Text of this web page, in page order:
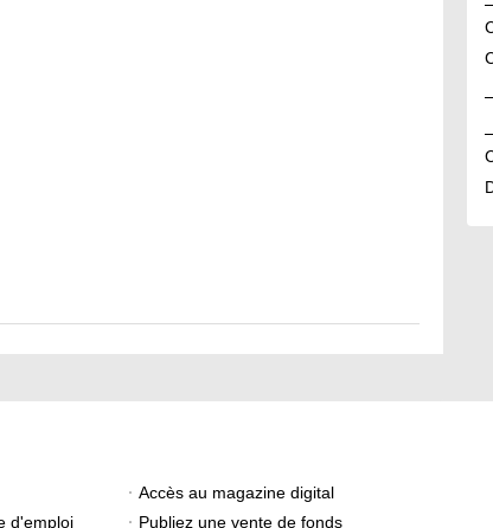
Accès au magazine digital
d'emploi Publiez une vente de fonds